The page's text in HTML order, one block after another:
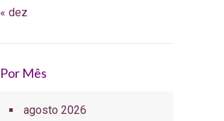
« dez
Por Mês
agosto 2026